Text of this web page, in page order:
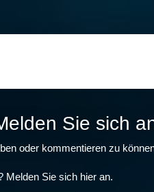
Sie sich
oder kommentieren zu
Melden Sie sich hier an.